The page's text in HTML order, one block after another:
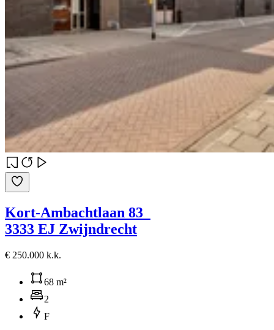
Kort-Ambachtlaan 83
3333 EJ Zwijndrecht
€ 250.000 k.k.
68 m²
2
F